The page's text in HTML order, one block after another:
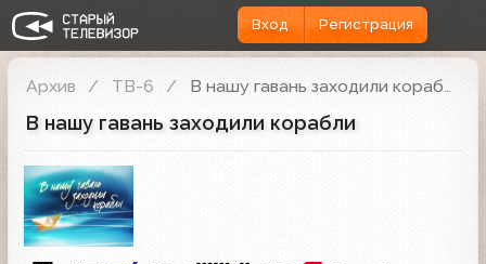
Вход Регистрация
Архив ТВ-6 В нашу гавань заходили корабли
В нашу гавань заходили корабли